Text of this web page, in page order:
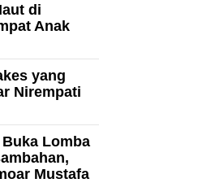
di
Anak
yang
Nirempati
Lomba
Mustafa